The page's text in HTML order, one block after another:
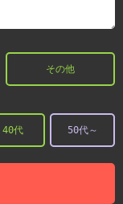
その他
40代 50代～